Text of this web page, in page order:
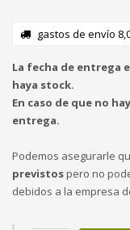
gastos de envío
La fecha de entrega
haya stock.
En caso de que no
entrega.
Podemos asegurarle
previstospero no
debidos a la empresa